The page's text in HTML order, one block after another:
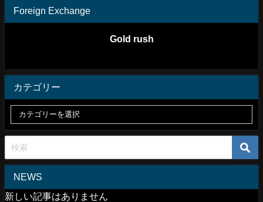
Foreign Exchange
Gold rush
カテゴリー
NEWS
新しい記事はありません